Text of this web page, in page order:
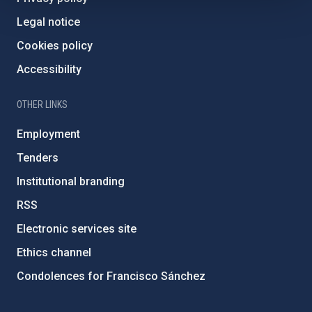
Legal notice
Cookies policy
Accessibility
OTHER LINKS
Employment
Tenders
Institutional branding
RSS
Electronic services site
Ethics channel
Condolences for Francisco Sánchez